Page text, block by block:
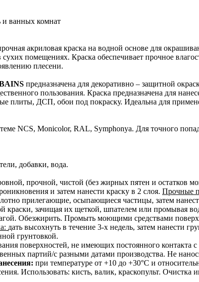
и ванных комнат
акриловая краска на водной основе для
помещениях. Краска обеспечивает прочное
плесени.
предназначена для декоративно – защитной
пользования. Краска предназначена для
плиты, ДСП, обои под покраску. Идеальна для
NCS, Monicolor, RAL, Symphonya. Для точного
добавки, вода.
прочной, чистой (без жирных пятен и остатков
и затем нанести краску в 2 слоя. Прочные
прилегающие, осыпающиеся частицы, затем
краски, зачищая их щеткой, шпателем или промывая
Обезжирить. Промыть моющими средствами
дать высохнуть в течение 3-х недель, затем нанести
грунтовкой.
поверхностей, не имеющих постоянного
партий/с разными датами производства. Не
при температуре от +10 до +30°С и
Использовать: кисть, валик, краскопульт. Очистка